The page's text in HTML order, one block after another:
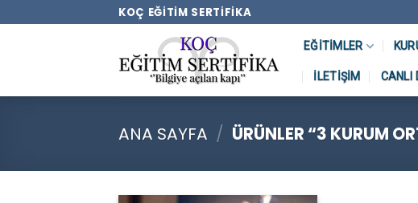
KOÇ EĞITIM SERTIFIKA
EĞITIMLER
İLETIŞIM CANLI
ANA SAYFA / ÜRÜNLER “3 KURUM